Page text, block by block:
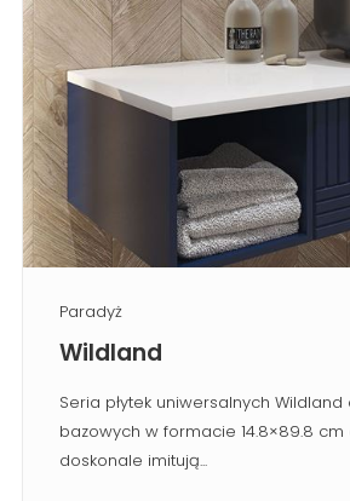
Paradyż
Wildland
Seria płytek uniwersalnych
bazowych w formacie 14.8×89.8 cm
doskonale imitują...